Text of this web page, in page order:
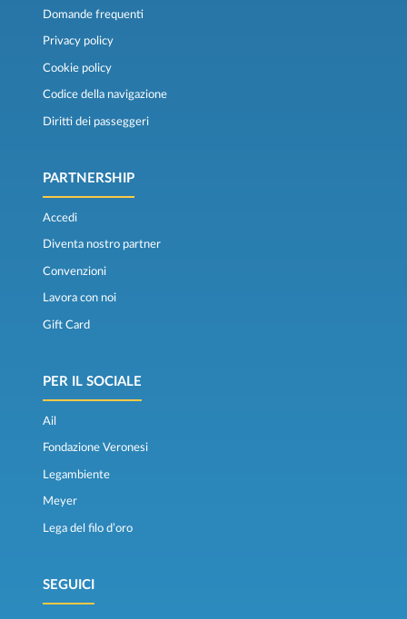
Domande frequenti
Privacy policy
Cookie policy
Codice della navigazione
Diritti dei passeggeri
PARTNERSHIP
Accedi
Diventa nostro partner
Convenzioni
Lavora con noi
Gift Card
PER IL SOCIALE
Ail
Fondazione Veronesi
Legambiente
Meyer
Lega del filo d’oro
SEGUICI